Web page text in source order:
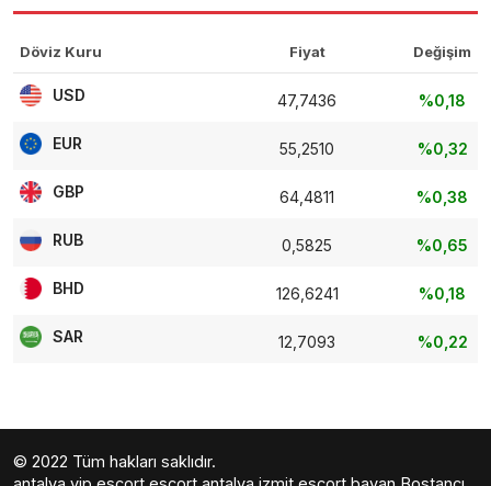
Döviz Kuru Fiyat Değişim
USD 47,7436 %0,18
EUR 55,2510 %0,32
GBP 64,4811 %0,38
RUB 0,5825 %0,65
BHD 126,6241 %0,18
SAR 12,7093 %0,22
© 2022 Tüm hakları saklıdır.